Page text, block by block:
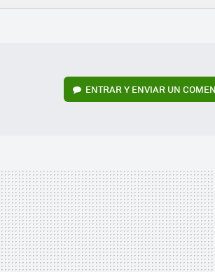
FACEBOOK
TWITTERFLIPBOARD
E-
WHATSAPP
ENTRAR Y ENVIAR UN